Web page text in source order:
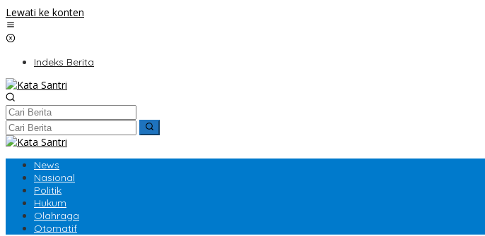
Lewati ke konten
Indeks Berita
News
Nasional
Politik
Hukum
Olahraga
Otomatif